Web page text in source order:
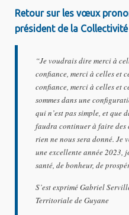
Retour sur les vœux
président de la
“Je voudrais dire merci à
confiance, merci à celles et
confiance, merci à celles et
sommes dans une
qui n’est pas simple, et que
faudra continuer à faire des
rien ne nous sera donné.
une excellente année 2023,
santé, de bonheur, de
S’est exprimé Gabriel
Territoriale de Guyane